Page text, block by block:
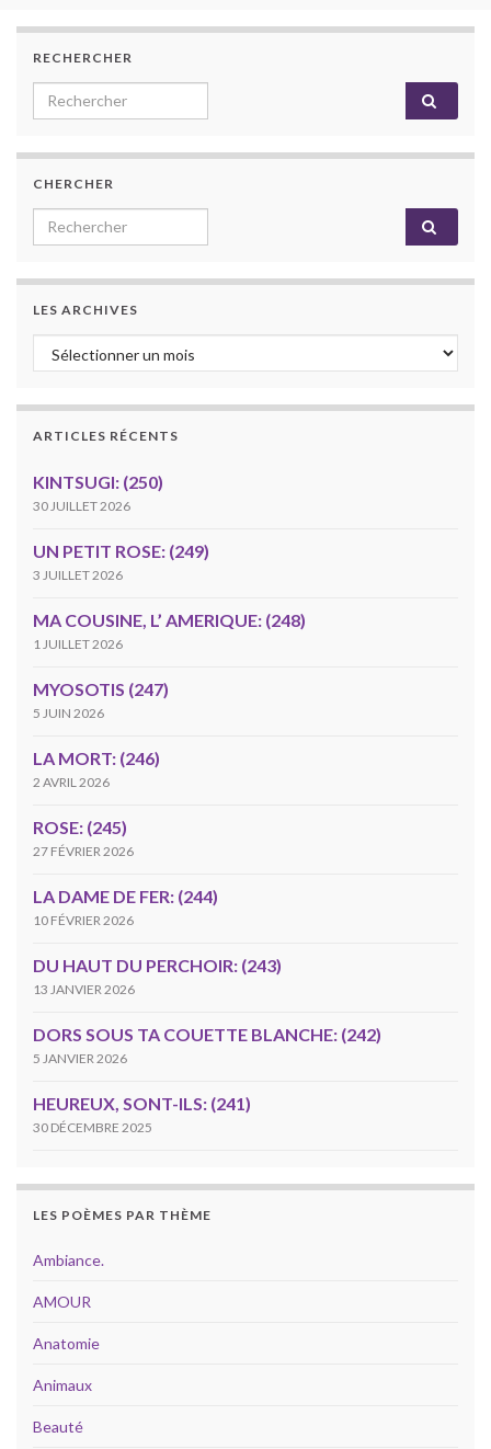
RECHERCHER
Search for:
CHERCHER
Search for:
LES ARCHIVES
Les archives
ARTICLES RÉCENTS
KINTSUGI: (250)
30 JUILLET 2026
UN PETIT ROSE: (249)
3 JUILLET 2026
MA COUSINE, L’ AMERIQUE: (248)
1 JUILLET 2026
MYOSOTIS (247)
5 JUIN 2026
LA MORT: (246)
2 AVRIL 2026
ROSE: (245)
27 FÉVRIER 2026
LA DAME DE FER: (244)
10 FÉVRIER 2026
DU HAUT DU PERCHOIR: (243)
13 JANVIER 2026
DORS SOUS TA COUETTE BLANCHE: (242)
5 JANVIER 2026
HEUREUX, SONT-ILS: (241)
30 DÉCEMBRE 2025
LES POÈMES PAR THÈME
Ambiance.
AMOUR
Anatomie
Animaux
Beauté